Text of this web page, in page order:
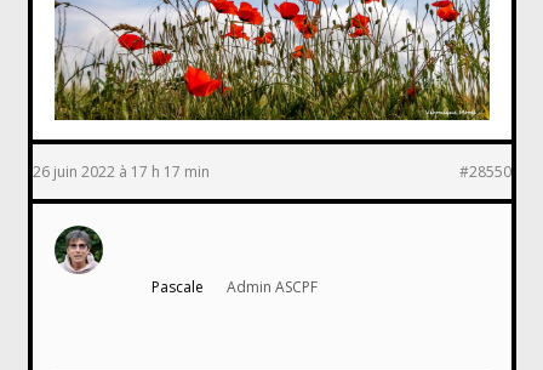
26 juin 2022 à 17 h 17 min #28550
Pascale Admin ASCPF